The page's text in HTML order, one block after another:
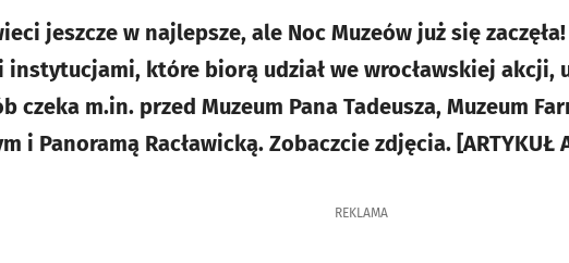
jeszcze w najlepsze, ale Noc Muzeów już się
instytucjami, które biorą udział we wrocławskiej
czeka m.in. przed Muzeum Pana Tadeusza, Muzeum
i Panoramą Racławicką. Zobaczcie zdjęcia. [ARTYKUŁ
REKLAMA